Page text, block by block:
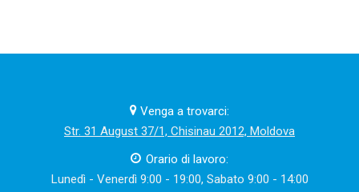
Venga a trovarci:
Str. 31 August 37/1, Chisinau 2012, Moldova
Orario di lavoro:
Lunedì - Venerdì 9:00 - 19:00, Sabato 9:00 - 14:00